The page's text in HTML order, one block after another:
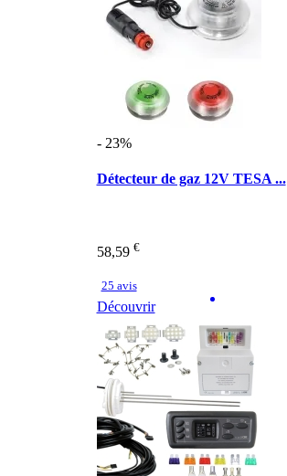
- 23%
Détecteur de gaz 12V TESA ...
58,59 €
25 avis
Découvrir